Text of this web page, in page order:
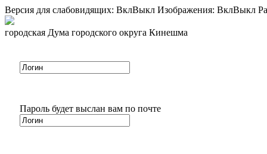
Версия для слабовидящих: ВклВыкл Изображения: ВклВыкл
городская Дума городского округа Кинешма
Пароль будет выслан вам по почте